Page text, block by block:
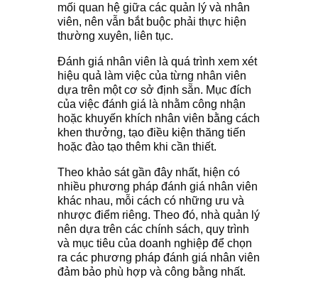
mối quan hệ giữa các quản lý và nhân
viên, nên vẫn bắt buộc phải thực hiện
thường xuyên, liên tục.
Đánh giá nhân viên là quá trình xem xét
hiệu quả làm việc của từng nhân viên
dựa trên một cơ sở định sẵn. Mục đích
của việc đánh giá là nhằm công nhận
hoặc khuyến khích nhân viên bằng cách
khen thưởng, tạo điều kiện thăng tiến
hoặc đào tạo thêm khi cần thiết.
Theo khảo sát gần đây nhất, hiện có
nhiều phương pháp đánh giá nhân viên
khác nhau, mỗi cách có những ưu và
nhược điểm riêng. Theo đó, nhà quản lý
nên dựa trên các chính sách, quy trình
và mục tiêu của doanh nghiệp để chọn
ra các phương pháp đánh giá nhân viên
đảm bảo phù hợp và công bằng nhất.